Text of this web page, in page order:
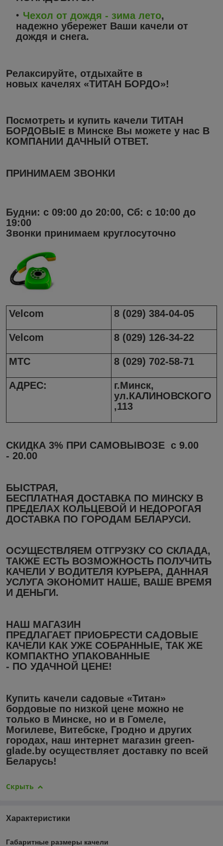
Чехол от дождя - зима лето,
надежно убережет Ваши качели от
дождя и снега.
Релаксируйте, отдыхайте в
новых качелях «ТИТАН БОРДО»!
Посмотреть и купить качели ТИТАН
БОРДОВЫЕ в Минске Вы можете у нас В
КОМПАНИИ ДАЧНЫЙ ОТВЕТ.
ПРИНИМАЕМ ЗВОНКИ
Будни: с 09:00 до 20:00, Сб: с 10:00 до
19:00
Звонки принимаем круглосуточно
Velcom 8 (029) 384-04-05
Velcom 8 (029) 126-34-22
МТС 8 (029) 702-58-71
АДРЕС:
г.Минск,
ул.КАЛИНОВСКОГО
,113
СКИДКА 3% ПРИ САМОВЫВОЗЕ с 9.00
- 20.00
БЫСТРАЯ,
БЕСПЛАТНАЯ ДОСТАВКА ПО МИНСКУ В
ПРЕДЕЛАХ КОЛЬЦЕВОЙ И НЕДОРОГАЯ
ДОСТАВКА ПО ГОРОДАМ БЕЛАРУСИ.
ОСУЩЕСТВЛЯЕМ ОТГРУЗКУ СО СКЛАДА,
ТАКЖЕ ЕСТЬ ВОЗМОЖНОСТЬ ПОЛУЧИТЬ
КАЧЕЛИ У ВОДИТЕЛЯ КУРЬЕРА, ДАННАЯ
УСЛУГА ЭКОНОМИТ НАШЕ, ВАШЕ ВРЕМЯ
И ДЕНЬГИ.
НАШ МАГАЗИН
ПРЕДЛАГАЕТ ПРИОБРЕСТИ САДОВЫЕ
КАЧЕЛИ КАК УЖЕ СОБРАННЫЕ, ТАК ЖЕ
КОМПАКТНО УПАКОВАННЫЕ
- ПО УДАЧНОЙ ЦЕНЕ!
Купить качели садовые «Титан»
бордовые по низкой цене можно не
только в Минске, но и в Гомеле,
Могилеве, Витебске, Гродно и других
городах, наш интернет магазин green-
glade.by осуществляет доставку по всей
Беларусь!
Скрыть
Характеристики
Габаритные размеры качели